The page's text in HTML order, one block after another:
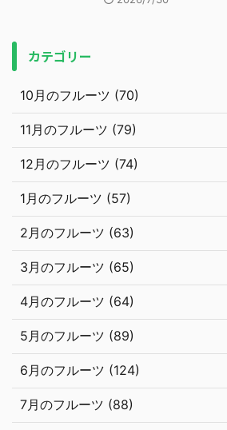
カテゴリー
10月のフルーツ (70)
11月のフルーツ (79)
12月のフルーツ (74)
1月のフルーツ (57)
2月のフルーツ (63)
3月のフルーツ (65)
4月のフルーツ (64)
5月のフルーツ (89)
6月のフルーツ (124)
7月のフルーツ (88)